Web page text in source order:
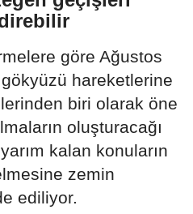
göre Ağustos
hareketlerine
biri olarak öne
oluşturacağı
kalan konuların
zemin
ediliyor.